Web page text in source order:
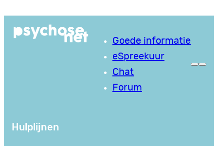
Goede informatie
eSpreekuur
Chat
Forum
Hulplijnen